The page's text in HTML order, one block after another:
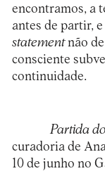
encontramos, a
antes de partir,
statementnão
consciente
continuidade.
Partida
curadoria de
10 de junho no